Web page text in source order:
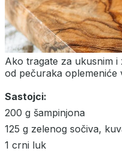
Ako tragate za ukusnim
od pečuraka oplemeniće
Sastojci:
200 g šampinjona
125 g zelenog sočiva,
1 crni luk